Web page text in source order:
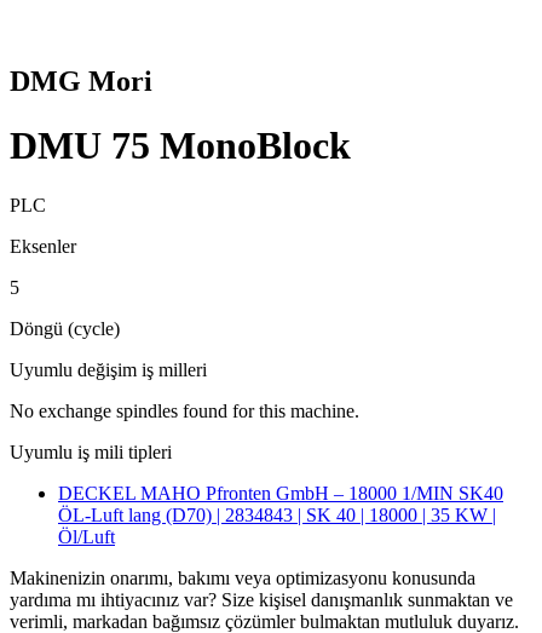
DMG Mori
DMU 75 MonoBlock
PLC
Eksenler
5
Döngü (cycle)
Uyumlu değişim iş milleri
No exchange spindles found for this machine.
Uyumlu iş mili tipleri
DECKEL MAHO Pfronten GmbH – 18000 1/MIN SK40
ÖL-Luft lang (D70) | 2834843 | SK 40 | 18000 | 35 KW |
Öl/Luft
Makinenizin onarımı, bakımı veya optimizasyonu konusunda
yardıma mı ihtiyacınız var? Size kişisel danışmanlık sunmaktan ve
verimli, markadan bağımsız çözümler bulmaktan mutluluk duyarız.